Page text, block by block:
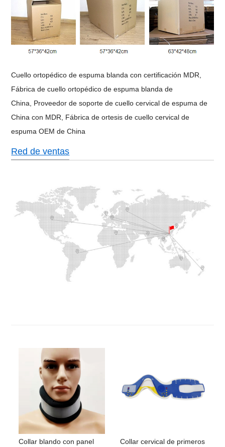
Cuello ortopédico de espuma blanda con certificación MDR,
Fábrica de cuello ortopédico de espuma blanda de
China, Proveedor de soporte de cuello cervical de espuma de
China con MDR, Fábrica de ortesis de cuello cervical de
espuma OEM de China
Red de ventas
Collar blando con panel
Collar cervical de primeros